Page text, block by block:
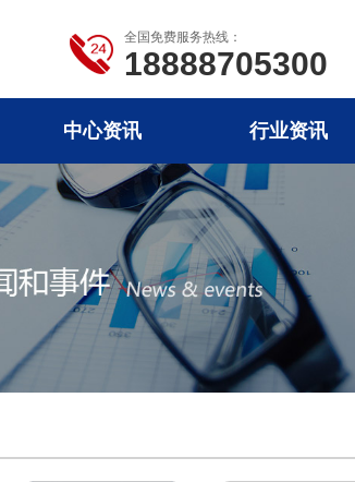
全国免费服务热线：
18888705300
中心资讯 行业资讯